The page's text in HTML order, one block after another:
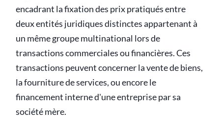
encadrant la fixation des prix pratiqués entre
deux entités juridiques distinctes appartenant à
un même groupe multinational lors de
transactions commerciales ou financières. Ces
transactions peuvent concerner la vente de biens,
la fourniture de services, ou encore le
financement interne d'une entreprise par sa
société mère.